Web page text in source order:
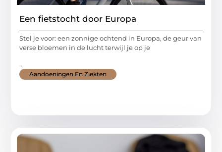
Een fietstocht door Europa
Stel je voor: een zonnige ochtend in Europa, de geur van
verse bloemen in de lucht terwijl je op je
...
Aandoeningen En Ziekten